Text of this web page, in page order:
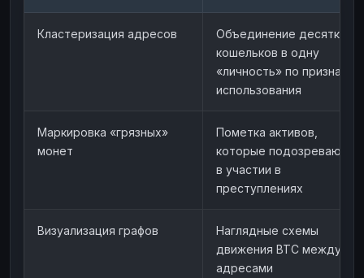
Кластеризация адресов
Объединение десятков
кошельков в одну
«личность» по признакам
использования
Маркировка «грязных»
монет
Пометка активов,
которые подозреваются
в участии в
преступлениях
Визуализация графов
Наглядные схемы
движения BTC между
адресами